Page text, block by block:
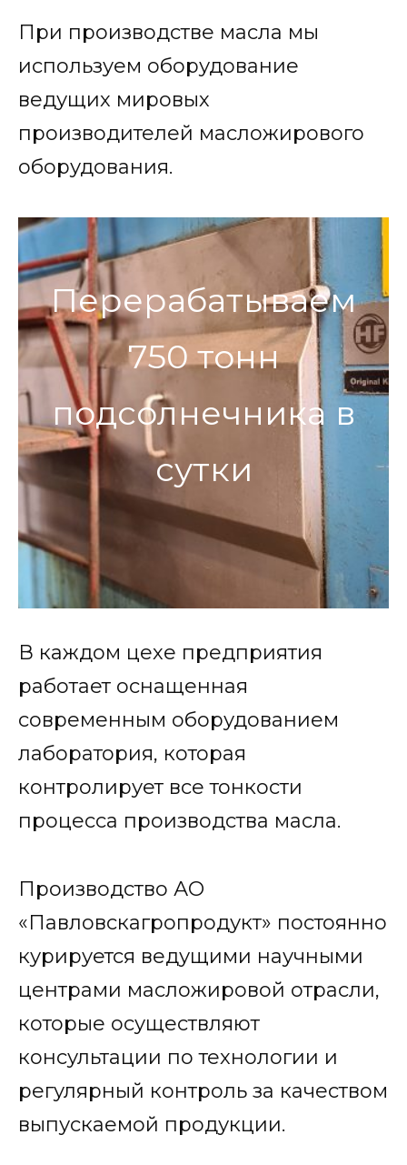
При производстве масла мы
используем оборудование
ведущих мировых
производителей масложирового
оборудования.
Перерабатываем
750 тонн
подсолнечника в
сутки
В каждом цехе предприятия
работает оснащенная
современным оборудованием
лаборатория, которая
контролирует все тонкости
процесса производства масла.
Производство АО
«Павловскагропродукт» постоянно
курируется ведущими научными
центрами масложировой отрасли,
которые осуществляют
консультации по технологии и
регулярный контроль за качеством
выпускаемой продукции.